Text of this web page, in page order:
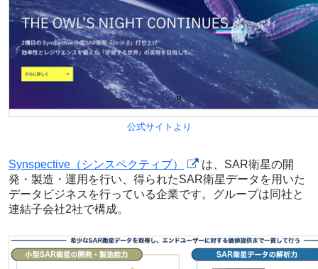
公式サイトより
Synspective（シンスペクティブ）
は、SAR衛星の開
発・製造・運用を行い、得られたSAR衛星データを用いた
データビジネスを行っている企業です。グループは同社と
連結子会社2社で構成。